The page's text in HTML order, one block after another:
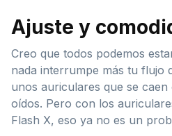
Ajuste y
Creo que todos podemos
nada interrumpe más tu flujo
unos auriculares que se
oídos. Pero con los
Flash X, eso ya no es un